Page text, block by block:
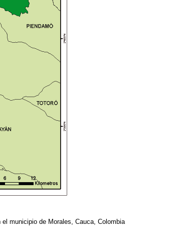
municipio de Morales, Cauca, Colombia